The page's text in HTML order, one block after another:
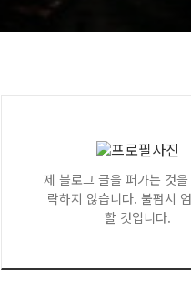
제 블로그 글을 퍼가는 것
락하지 않습니다. 불펌시
할 것입니다.